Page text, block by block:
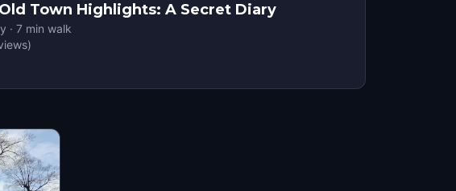
Town Highlights: A Secret Diary
· 7 min walk
)